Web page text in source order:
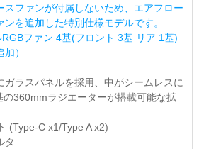
スファンが付属しないため、エアフロー
を追加した特別仕様モデルです。
ファン 4基(フロント 3基 リア 1基)
）
ガラスパネルを採用、中がシームレスに
の360mmラジエーターが搭載可能な拡
(Type-C x1/Type A x2)
タ